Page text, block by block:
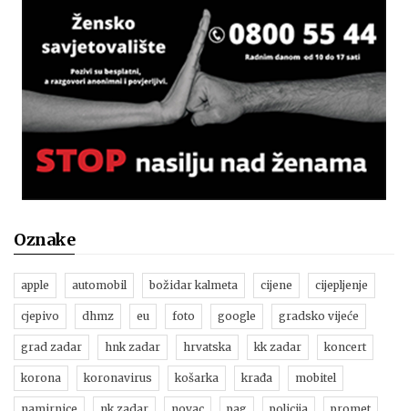
Oznake
apple automobil božidar kalmeta cijene cijepljenje
cjepivo dhmz eu foto google gradsko vijeće
grad zadar hnk zadar hrvatska kk zadar koncert
korona koronavirus košarka krađa mobitel